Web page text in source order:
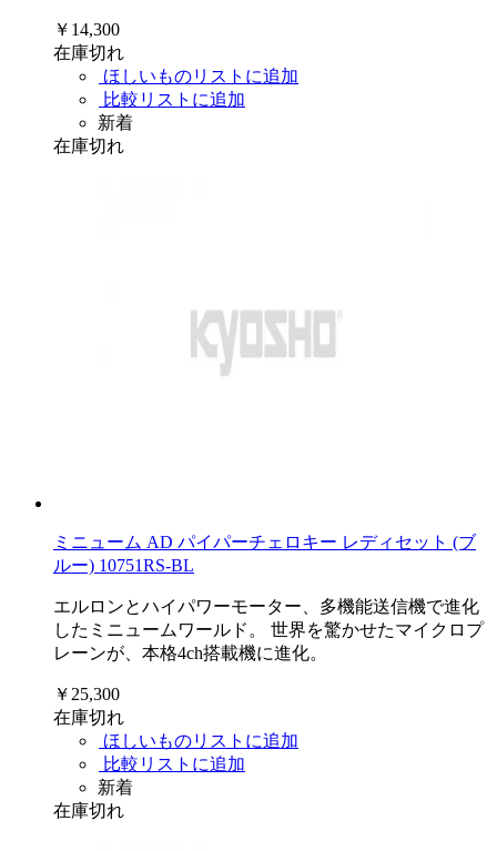
￥14,300
在庫切れ
ほしいものリストに追加
比較リストに追加
新着
在庫切れ
ミニューム AD パイパーチェロキー レディセット (ブ
ルー) 10751RS-BL
エルロンとハイパワーモーター、多機能送信機で進化
したミニュームワールド。 世界を驚かせたマイクロプ
レーンが、本格4ch搭載機に進化。
￥25,300
在庫切れ
ほしいものリストに追加
比較リストに追加
新着
在庫切れ